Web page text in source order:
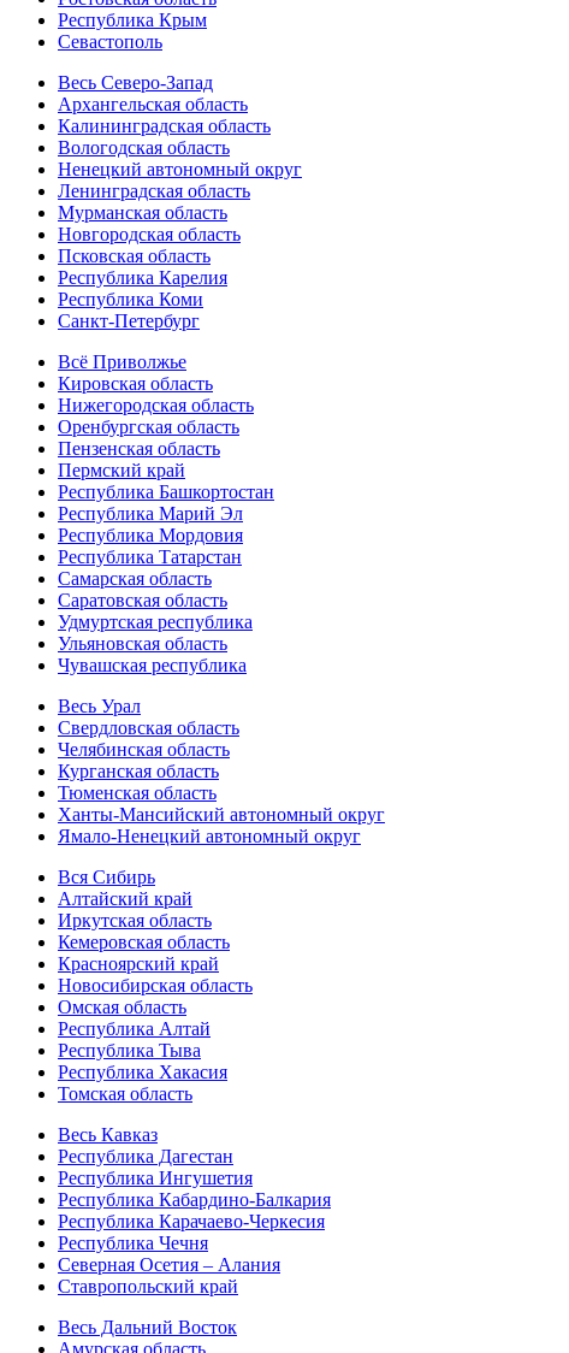
Республика Крым
Севастополь
Весь Северо-Запад
Архангельская область
Калининградская область
Вологодская область
Ненецкий автономный округ
Ленинградская область
Мурманская область
Новгородская область
Псковская область
Республика Карелия
Республика Коми
Санкт-Петербург
Всё Приволжье
Кировская область
Нижегородская область
Оренбургская область
Пензенская область
Пермский край
Республика Башкортостан
Республика Марий Эл
Республика Мордовия
Республика Татарстан
Самарская область
Саратовская область
Удмуртская республика
Ульяновская область
Чувашская республика
Весь Урал
Свердловская область
Челябинская область
Курганская область
Тюменская область
Ханты-Мансийский автономный округ
Ямало-Ненецкий автономный округ
Вся Сибирь
Алтайский край
Иркутская область
Кемеровская область
Красноярский край
Новосибирская область
Омская область
Республика Алтай
Республика Тыва
Республика Хакасия
Томская область
Весь Кавказ
Республика Дагестан
Республика Ингушетия
Республика Кабардино-Балкария
Республика Карачаево-Черкесия
Республика Чечня
Северная Осетия – Алания
Ставропольский край
Весь Дальний Восток
Амурская область